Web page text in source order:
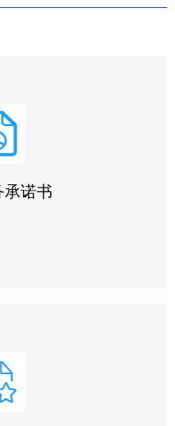
承诺书
严格执行本承诺书所列条
、系统、全面、快捷‌ 的服
靠的售前、售中及售后全方